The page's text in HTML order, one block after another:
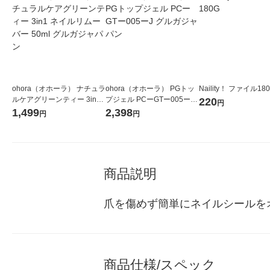
ohora（オホーラ） ナチュラ
ルケアグリーンティー 3in1
ネイルリムーバー 50ml グル
ガジャパン
1,499円
ohora（オホーラ） PGトッ
プジェル PCーGTー005ーJ
グルガジャパン
2,398円
Naility！ ファイル
220円
商品説明
爪を傷めず簡単にネイルシール
商品仕様/スペック